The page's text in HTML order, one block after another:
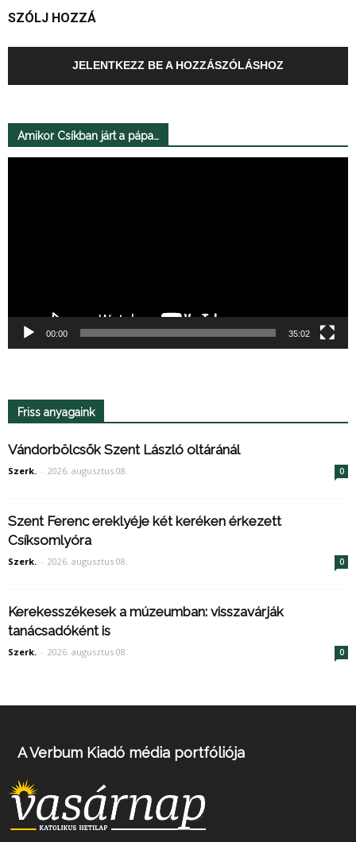
SZÓLJ HOZZÁ
JELENTKEZZ BE A HOZZÁSZÓLÁSHOZ
Amikor Csíkban járt a pápa…
00:00 35:02
Friss anyagaink
Vándorbölcsők Szent László oltáránál
Szerk. - 2026. augusztus 08. 0
Szent Ferenc ereklyéje két keréken érkezett
Csíksomlyóra
Szerk. - 2026. augusztus 08. 0
Kerekesszékesek a múzeumban: visszavárják
tanácsadóként is
Szerk. - 2026. augusztus 08. 0
A Verbum Kiadó média portfóliója